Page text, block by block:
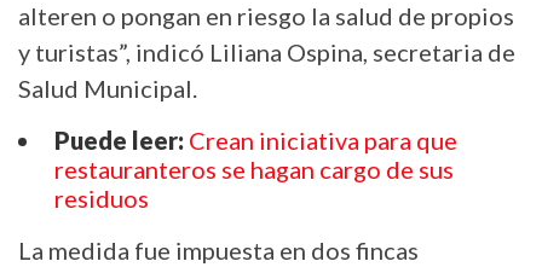
alteren o pongan en riesgo la salud de propios
y turistas”, indicó Liliana Ospina, secretaria de
Salud Municipal.
Puede leer: Crean iniciativa para que
restauranteros se hagan cargo de sus
residuos
La medida fue impuesta en dos fincas